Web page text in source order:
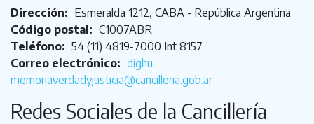
Dirección: Esmeralda 1212, CABA - República Argentina
Código postal: C1007ABR
Teléfono: 54 (11) 4819-7000 Int 8157
Correo electrónico: dighu-
memoriaverdadyjusticia@cancilleria.gob.ar
Redes Sociales de la Cancillería